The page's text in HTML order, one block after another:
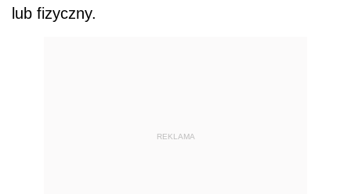
lub fizyczny.
REKLAMA